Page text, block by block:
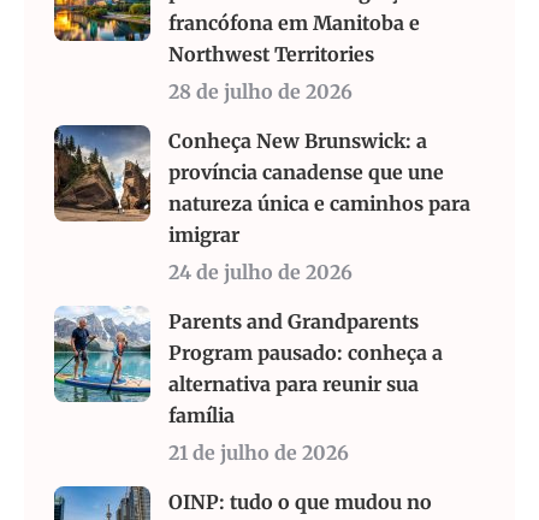
francófona em Manitoba e
Northwest Territories
28 de julho de 2026
Conheça New Brunswick: a
província canadense que une
natureza única e caminhos para
imigrar
24 de julho de 2026
Parents and Grandparents
Program pausado: conheça a
alternativa para reunir sua
família
21 de julho de 2026
OINP: tudo o que mudou no